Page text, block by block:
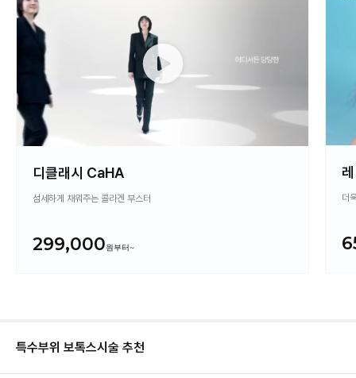
디클래시 CaHA
섬세하게 채워주는 콜라겐 부스터
299,000
더
특수부위 보톡스시술 추천